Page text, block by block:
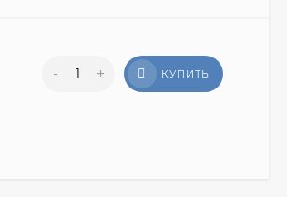
- + КУПИТЬ